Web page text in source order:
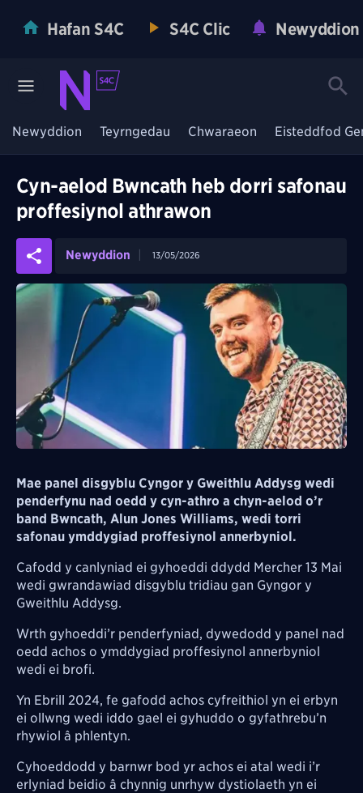
Hafan S4C S4C Clic Newyddion
Newyddion Teyrngedau Chwaraeon Eisteddfod
Cyn-aelod Bwncath heb dorri safonau
proffesiynol athrawon
Newyddion 13/05/2026
Mae panel disgyblu Cyngor y Gweithlu Addysg wedi
penderfynu nad oedd y cyn-athro a chyn-aelod o’r
band Bwncath, Alun Jones Williams, wedi torri
safonau ymddygiad proffesiynol annerbyniol.
Cafodd y canlyniad ei gyhoeddi ddydd Mercher 13 Mai
wedi gwrandawiad disgyblu tridiau gan Gyngor y
Gweithlu Addysg.
Wrth gyhoeddi’r penderfyniad, dywedodd y panel nad
oedd achos o ymddygiad proffesiynol annerbyniol
wedi ei brofi.
Yn Ebrill 2024, fe gafodd achos cyfreithiol yn ei erbyn
ei ollwng wedi iddo gael ei gyhuddo o gyfathrebu’n
rhywiol â phlentyn.
Cyhoeddodd y barnwr bod yr achos ei atal wedi i’r
erlyniad beidio â chynnig unrhyw dystiolaeth yn ei